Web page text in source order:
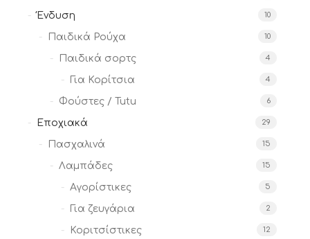
Ένδυση 10
Παιδικά Ρούχα 10
Παιδικά σορτς 4
Για Κορίτσια 4
Φούστες / Tutu 6
Εποχιακά 29
Πασχαλινά 15
Λαμπάδες 15
Αγορίστικες 5
Για ζευγάρια 2
Κοριτσίστικες 12